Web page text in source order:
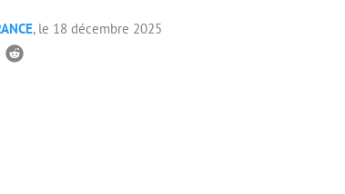
, le 18 décembre 2025
Reddit